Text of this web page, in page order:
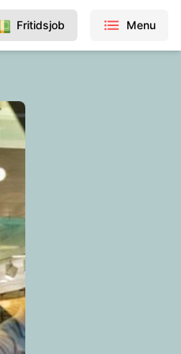
Fritidsjob Menu